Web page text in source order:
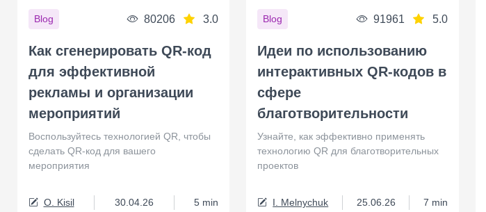
Blog 80206 3.0
Как сгенерировать QR-код
для эффективной
рекламы и организации
мероприятий
Воспользуйтесь технологией QR, чтобы
сделать QR-код для вашего
мероприятия
O. Kisil 30.04.26 5 min
Blog 91961 5.0
Идеи по использованию
интерактивных QR-кодов в
сфере
благотворительности
Узнайте, как эффективно применять
технологию QR для благотворительных
проектов
I. Melnychuk 25.06.26 7 min